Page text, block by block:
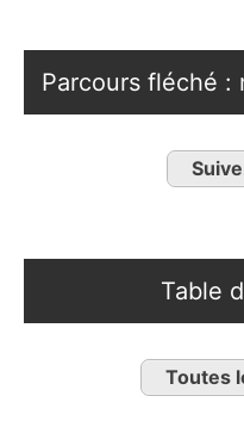
Parcours fléché :
Table
Toutes